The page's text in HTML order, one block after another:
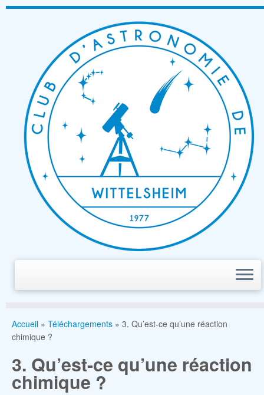
Passer
Accueil » Téléchargements » 3. Qu’est-ce qu’une réaction
chimique ?
3. Qu’est-ce qu’une réaction
chimique ?